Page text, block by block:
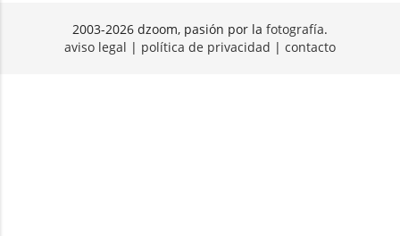
2003-2026 dzoom, pasión por la fotografía.
aviso legal | política de privacidad | contacto